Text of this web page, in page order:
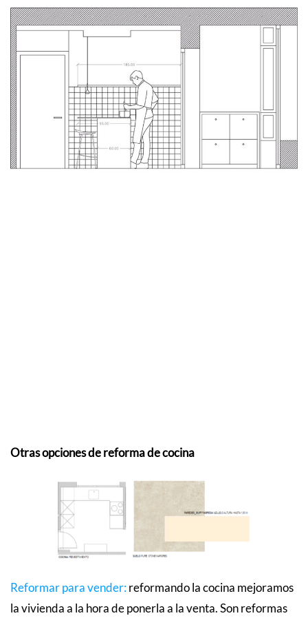
Otras opciones de reforma de cocina
Reformar para vender:reformando la cocina mejoramos
la vivienda a la hora de ponerla a la venta. Son reformas